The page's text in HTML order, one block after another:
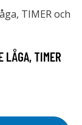
LÅGA, TIMER